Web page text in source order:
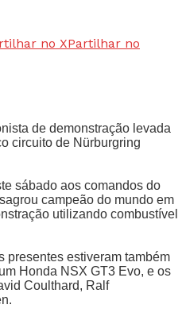
no XPartilhar no
de demonstração levada
circuito de Nürburgring
sábado aos comandos do
campeão do mundo em
utilizando combustível
presentes estiveram também
Honda NSX GT3 Evo, e os
Coulthard, Ralf